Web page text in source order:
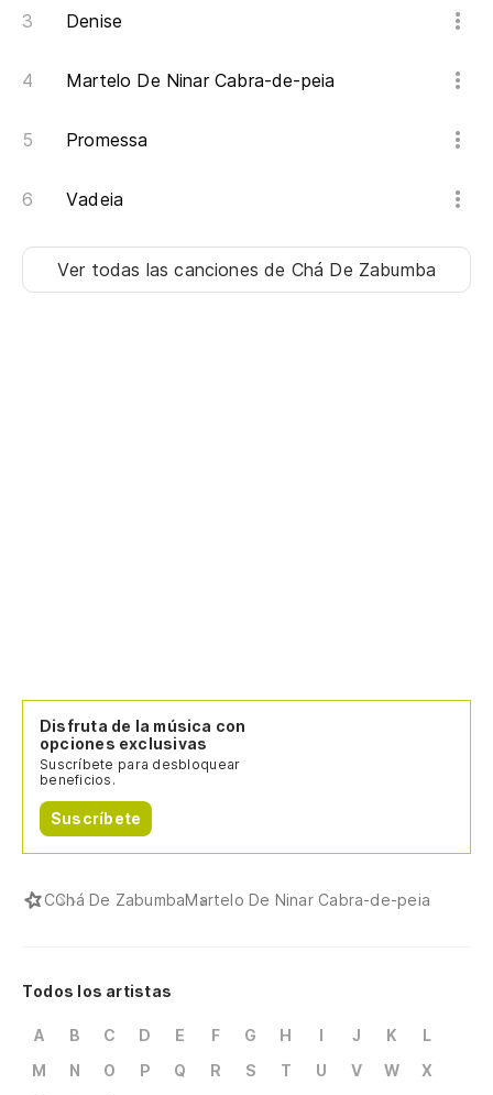
Denise
Martelo De Ninar Cabra-de-peia
Promessa
Vadeia
Ver todas las cancionesde Chá De Zabumba
Disfruta de la música con
opciones exclusivas
Suscríbete para desbloquear
beneficios.
Suscríbete
CChá De ZabumbaMartelo De Ninar Cabra-de-peia
Todos los artistas
A B C D E F G H I J K
L
M
N O P Q R S T U V W
X